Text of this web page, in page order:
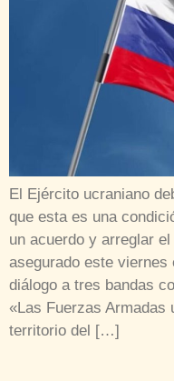
El Ejército ucraniano
que esta es una
un acuerdo y arreglar
asegurado este
diálogo a tres bandas
«Las Fuerzas Armadas
territorio del […]